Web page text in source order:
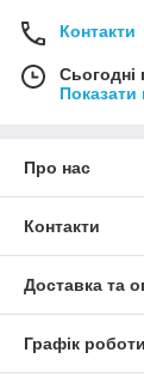
Контакти
Сьогодні
Показати
Про нас
Контакти
Доставка та
Графік роботи